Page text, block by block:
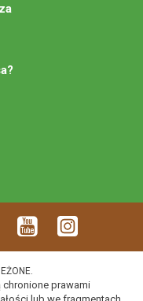
chronione prawami